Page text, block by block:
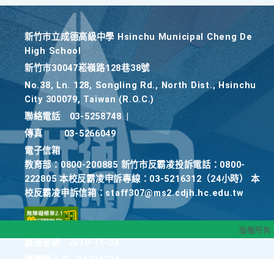
新竹巿立成德高級中學 Hsinchu Municipal Cheng De
High School
新竹巿30047崧嶺路128巷38號
No.38, Ln. 128, Songling Rd., North Dist., Hsinchu
City 300079, Taiwan (R.O.C.)
聯絡電話
03-5258748
傳真
03-5266049
電子信箱
教育部：0800-200885 新竹市反霸凌投訴電話：0800-
222805 本校反霸凌申訴專線：03-5216312（24小時） 本
校反霸凌申訴信箱：staff307@ms2.cdjh.hc.edu.tw
版權所有